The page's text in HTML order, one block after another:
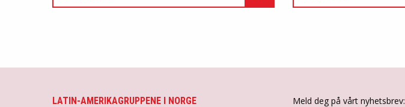
LATIN-AMERIKAGRUPPENE I NORGE Meld deg på vårt nyhetsbrev: